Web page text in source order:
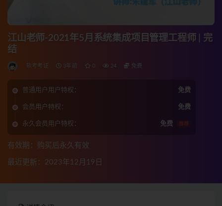
江山老师-2021年5月系统集成项目管理工程师 | 完
结
软考考证 3年前 0 24 免费
普通用户用户特权： 免费
会员用户特权： 免费
永久会员用户特权： 免费 推荐
有效期：购买后永久有效
最近更新：2023年12月19日